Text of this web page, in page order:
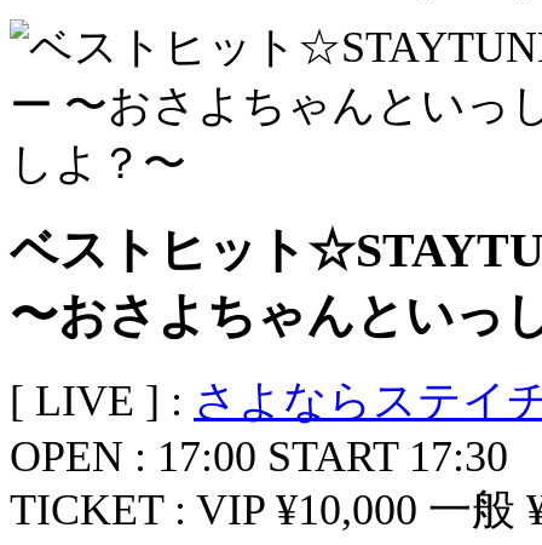
ベストヒット
〜おさよちゃんといっ
[ LIVE ] : さよならステイ
OPEN : 17:00 START 17:30
TICKET : VIP ¥10,000 一般